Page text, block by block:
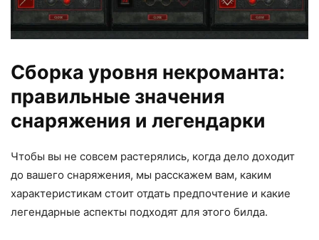
Сборка уровня некроманта:
правильные значения
снаряжения и легендарки
Чтобы вы не совсем растерялись, когда дело доходит
до вашего снаряжения, мы расскажем вам, каким
характеристикам стоит отдать предпочтение и какие
легендарные аспекты подходят для этого билда.